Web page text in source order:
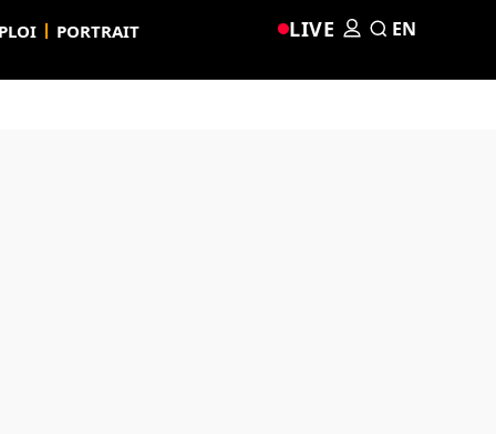
PORTRAIT LIVE EN